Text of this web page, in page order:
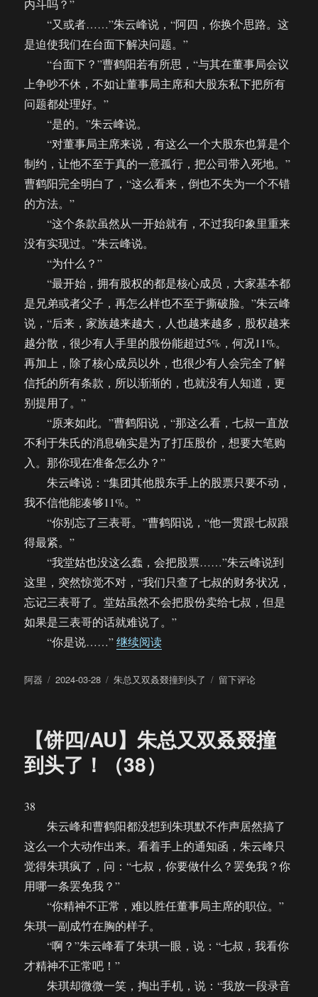
内斗吗？”
“又或者……”朱云峰说，“阿四，你换个思路。这
是迫使我们在台面下解决问题。”
“台面下？”曹鹤阳若有所思，“与其在董事局会议
上争吵不休，不如让董事局主席和大股东私下把所有
问题都处理好。”
“是的。”朱云峰说。
“对董事局主席来说，有这么一个大股东也算是个
制约，让他不至于真的一意孤行，把公司带入死地。”
曹鹤阳完全明白了，“这么看来，倒也不失为一个不错
的方法。”
“这个条款虽然从一开始就有，不过我印象里重来
没有实现过。”朱云峰说。
“为什么？”
“最开始，拥有股权的都是核心成员，大家基本都
是兄弟或者父子，再怎么样也不至于撕破脸。”朱云峰
说，“后来，家族越来越大，人也越来越多，股权越来
越分散，很少有人手里的股份能超过5%，何况11%。
再加上，除了核心成员以外，也很少有人会完全了解
信托的所有条款，所以渐渐的，也就没有人知道，更
别提用了。”
“原来如此。”曹鹤阳说，“那这么看，七叔一直放
不利于朱氏的消息确实是为了打压股价，想要大笔购
入。那你现在准备怎么办？”
朱云峰说：“集团其他股东手上的股票只要不动，
我不信他能凑够11%。”
“你别忘了三表哥。”曹鹤阳说，“他一贯跟七叔跟
得最紧。”
“我堂姑也没这么蠢，会把股票……”朱云峰说到
这里，突然惊觉不对，“我们只查了七叔的财务状况，
忘记三表哥了。堂姑虽然不会把股份卖给七叔，但是
如果是三表哥的话就难说了。”
“你是说……”继续阅读“【饼四/AU】朱总又双叒叕撞
作
阿器
发
2024-03-28
分
朱总又双叒叕撞到头了
于
总
又
到
头
了！
（39）
留下评论
【饼四/AU】朱总又双叒叕撞
到头了！（38）
38
朱云峰和曹鹤阳都没想到朱琪默不作声居然搞了
这么一个大动作出来。看着手上的通知函，朱云峰只
觉得朱琪疯了，问：“七叔，你要做什么？罢免我？你
用哪一条罢免我？”
“你精神不正常，难以胜任董事局主席的职位。”
朱琪一副成竹在胸的样子。
“啊？”朱云峰看了朱琪一眼，说：“七叔，我看你
才精神不正常吧！”
朱琪却微微一笑，掏出手机，说：“我放一段录音